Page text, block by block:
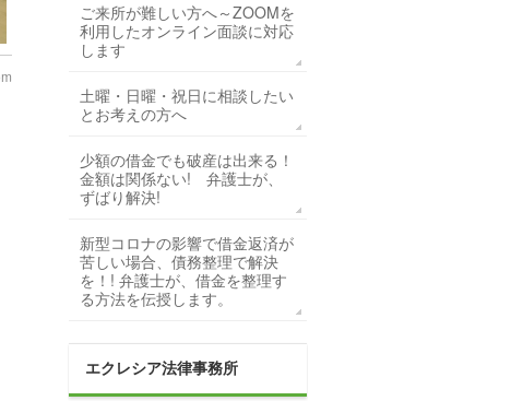
ご来所が難しい方へ～ZOOMを
利用したオンライン面談に対応
します
土曜・日曜・祝日に相談したい
とお考えの方へ
少額の借金でも破産は出来る！
金額は関係ない! 弁護士が、
ずばり解決!
新型コロナの影響で借金返済が
苦しい場合、債務整理で解決
を！! 弁護士が、借金を整理す
る方法を伝授します。
エクレシア法律事務所